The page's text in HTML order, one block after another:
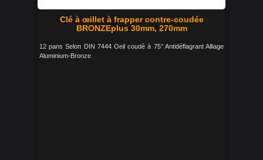
Clé à œillet à frapper contre-coudée
BRONZEplus 30mm, 270mm
12 pans Selon DIN 7444 Oeil coudé à 75° Antidéflagrant Alliage
Aluminium-Bronze